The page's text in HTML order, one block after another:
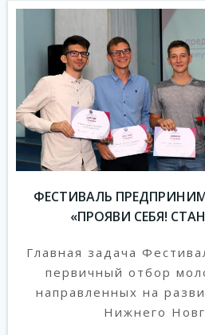
ФЕСТИВАЛЬ
«ПРОЯВИ СЕБЯ!
Главная задача
первичный отбор
направленных на
Нижнего